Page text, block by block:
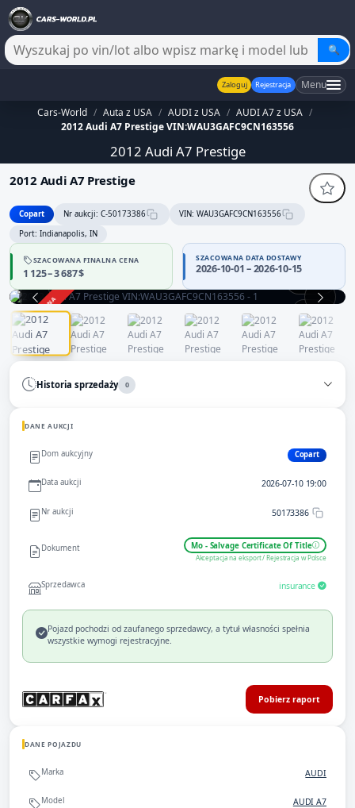
🔍
Zaloguj Rejestracja Menu
Cars-World / Auta z USA / AUDI z USA / AUDI A7 z USA /
2012 Audi A7 Prestige VIN:WAU3GAFC9CN163556
2012 Audi A7 Prestige
2012 Audi A7 Prestige
Copart Nr aukcji: C-50173386
VIN: WAU3GAFC9CN163556
Port: Indianapolis, IN
SZACOWANA FINALNA CENA
1 125 – 3 687 $
SZACOWANA DATA DOSTAWY
2026-10-01 – 2026-10-15
ZAKOŃCZONA
Historia sprzedaży 0
DANE AUKCJI
Dom aukcyjny Copart
Data aukcji 2026-07-10 19:00
Nr aukcji 50173386
Dokument Mo - Salvage Certificate Of Title
Akceptacja na eksport / Rejestracja w Polsce
Sprzedawca insurance
Pojazd pochodzi od zaufanego sprzedawcy, a tytuł własności spełnia
wszystkie wymogi rejestracyjne.
Pobierz raport
DANE POJAZDU
Marka AUDI
Model AUDI A7